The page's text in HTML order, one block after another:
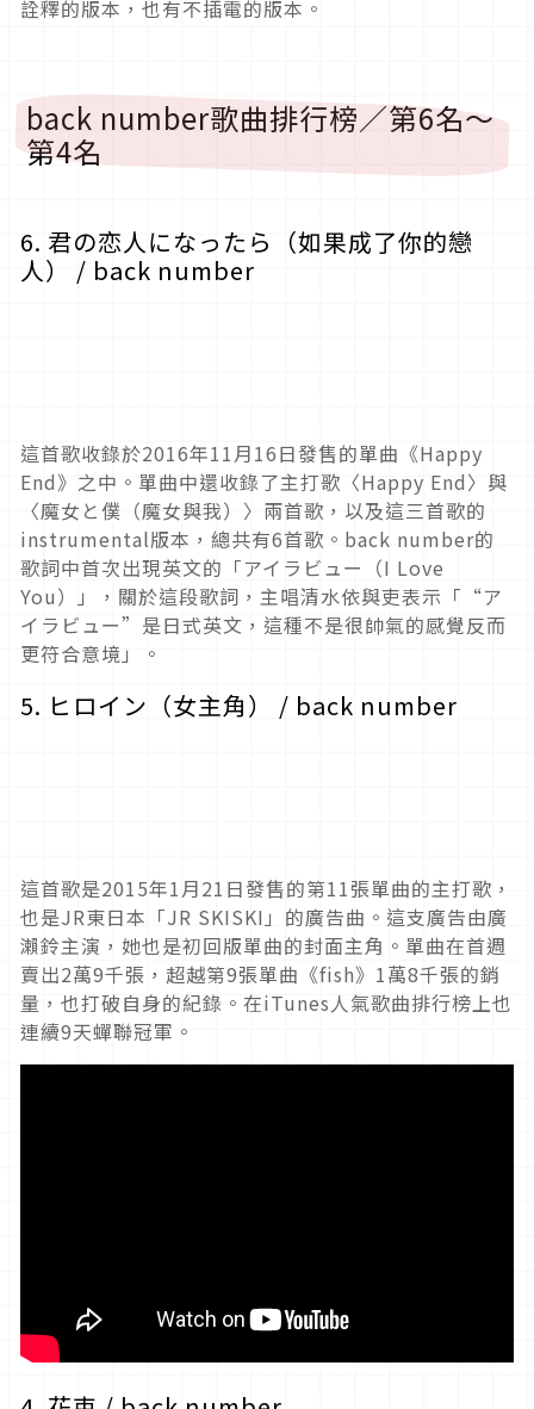
詮釋的版本，也有不插電的版本。
back number歌曲排行榜／第6名～
第4名
6. 君の恋人になったら（如果成了你的戀
人） / back number
這首歌收錄於2016年11月16日發售的單曲《Happy
End》之中。單曲中還收錄了主打歌〈Happy End〉與
〈魔女と僕（魔女與我）〉兩首歌，以及這三首歌的
instrumental版本，總共有6首歌。back number的
歌詞中首次出現英文的「アイラビュー（I Love
You）」，關於這段歌詞，主唱清水依與吏表示「“ア
イラビュー”是日式英文，這種不是很帥氣的感覺反而
更符合意境」。
5. ヒロイン（女主角） / back number
這首歌是2015年1月21日發售的第11張單曲的主打歌，
也是JR東日本「JR SKISKI」的廣告曲。這支廣告由廣
瀨鈴主演，她也是初回版單曲的封面主角。單曲在首週
賣出2萬9千張，超越第9張單曲《fish》1萬8千張的銷
量，也打破自身的紀錄。在iTunes人氣歌曲排行榜上也
連續9天蟬聯冠軍。